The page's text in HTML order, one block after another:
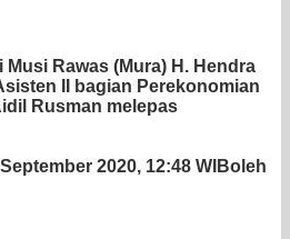
Musi Rawas (Mura) H. Hendra
II bagian Perekonomian
Rusman melepas
2020, 12:48 WIBoleh